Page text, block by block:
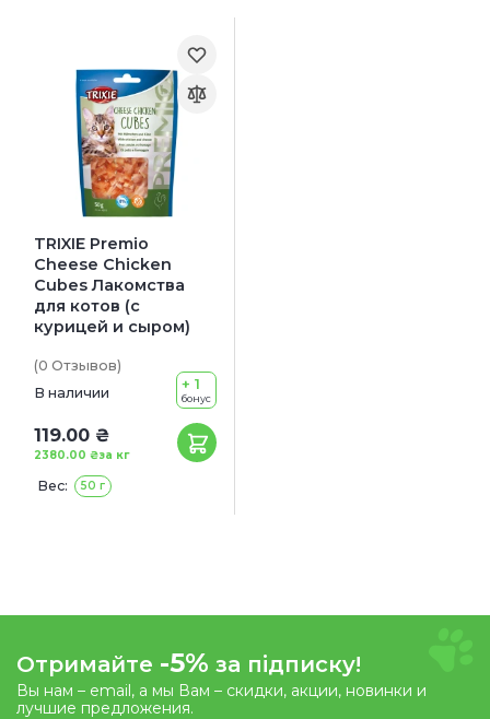
TRIXIE Premio
Cheese Chicken
Cubes Лакомства
для котов (с
курицей и сыром)
(0 Отзывов)
В наличии
119.00 ₴
за кг
2380.00 ₴
+ 1
бонус
Вес: 50 г
Отримайте -5% за підписку!
Вы нам – email, а мы Вам – скидки, акции, новинки и
лучшие предложения.